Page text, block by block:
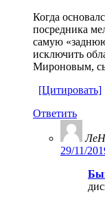
Когда
посредника
самую
исключить
Мироновым,
[Цитировать]
Ответить
29/11/